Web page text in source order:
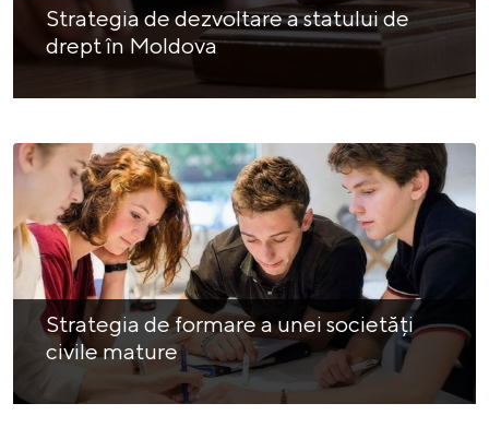
Strategia de dezvoltare a statului de
drept în Moldova
Strategia de formare a unei societăți
civile mature